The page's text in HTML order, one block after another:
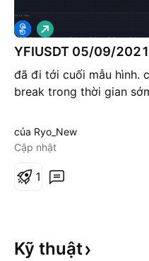
YFIUSDT 05/09/2021
đã đi tới cuối mẫu hình.
break trong thời gian
G
i
á
l
ê
n
của Ryo_New
Cập nhật
1
Kỹ thuật